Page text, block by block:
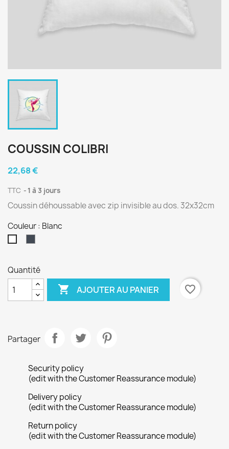
COUSSIN COLIBRI
22,68 €
TTC 1 à 3 jours
Coussin déhoussable avec zip invisible au dos. 32x32cm
Couleur : Blanc
Quantité
 AJOUTER AU PANIER favorite_border
Partager
Security policy
(edit with the Customer Reassurance module)
Delivery policy
(edit with the Customer Reassurance module)
Return policy
(edit with the Customer Reassurance module)